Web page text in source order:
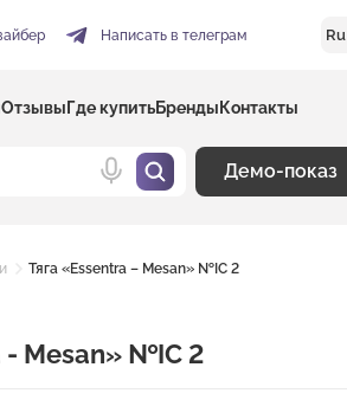
Написать в телеграм Ru
Отзывы Где купитьБренды Контакты
Демо-показ
Тяга «Essentra – Mesan» №IC 2
- Mesan» №IC 2